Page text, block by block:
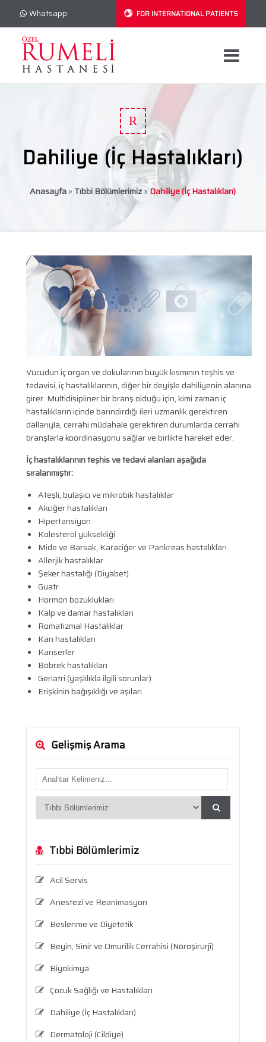
Whatsapp FOR INTERNATIONAL PATIENTS
R
Dahiliye (İç Hastalıkları)
Anasayfa» Tıbbi Bölümlerimiz» Dahiliye (İç Hastalıkları)
Vücudun iç organ ve dokularının büyük kısmının teşhis ve
tedavisi, iç hastalıklarının, diğer bir deyişle dahiliyenin alanına
girer. Multidisipliner bir branş olduğu için, kimi zaman iç
hastalıkların içinde barındırdığı ileri uzmanlık gerektiren
dallarıyla, cerrahi müdahale gerektiren durumlarda cerrahi
branşlarla koordinasyonu sağlar ve birlikte hareket eder.
İç hastalıklarının teşhis ve tedavi alanları aşağıda
sıralanmıştır:
Ateşli, bulaşıcı ve mikrobik hastalıklar
Akciğer hastalıkları
Hipertansiyon
Kolesterol yüksekliği
Mide ve Barsak, Karaciğer ve Pankreas hastalıkları
Allerjik hastalıklar
Şeker hastalığı (Diyabet)
Guatr
Hormon bozuklukları
Kalp ve damar hastalıkları
Romatizmal Hastalıklar
Kan hastalıkları
Kanserler
Böbrek hastalıkları
Geriatri (yaşlılıkla ilgili sorunlar)
Erişkinin bağışıklığı ve aşıları
Gelişmiş Arama
Tıbbi Bölümlerimiz
Acil Servis
Anestezi ve Reanimasyon
Beslenme ve Diyetetik
Beyin, Sinir ve Omurilik Cerrahisi (Nöroşirurji)
Biyokimya
Çocuk Sağlığı ve Hastalıkları
Dahiliye (İç Hastalıkları)
Dermatoloji (Cildiye)